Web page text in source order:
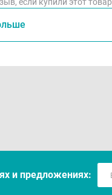
и предложениях: